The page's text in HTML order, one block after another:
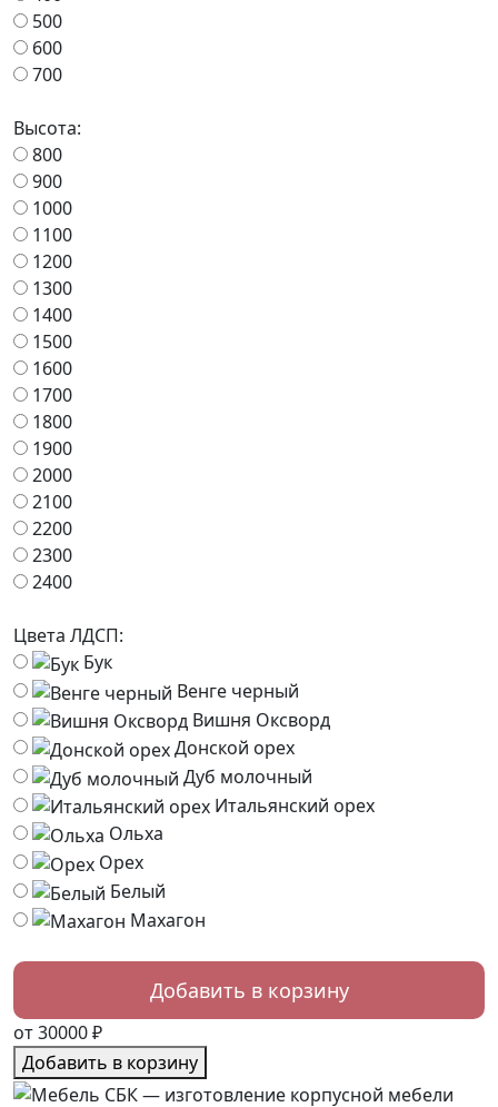
500
600
700
Высота:
800
900
1000
1100
1200
1300
1400
1500
1600
1700
1800
1900
2000
2100
2200
2300
2400
Цвета ЛДСП:
Бук
Венге черный
Вишня Оксворд
Донской орех
Дуб молочный
Итальянский орех
Ольха
Орех
Белый
Махагон
от 30000 ₽
Добавить в корзину